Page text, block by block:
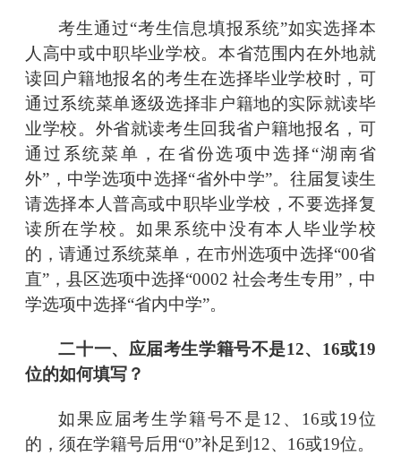
考生通过“考生信息填报系统”如实选择本
人高中或中职毕业学校。本省范围内在外地就
读回户籍地报名的考生在选择毕业学校时，可
通过系统菜单逐级选择非户籍地的实际就读毕
业学校。外省就读考生回我省户籍地报名，可
通过系统菜单，在省份选项中选择“湖南省
外”，中学选项中选择“省外中学”。往届复读生
请选择本人普高或中职毕业学校，不要选择复
读所在学校。如果系统中没有本人毕业学校
的，请通过系统菜单，在市州选项中选择“00省
直” ，县区选项中选择“0002 社会考生专用” ，中
学选项中选择“省内中学”。
二十一、应届考生学籍号不是12、16或19
位的如何填写？
如果应届考生学籍号不是12、16或19位
的，须在学籍号后用“0”补足到 12、16或19位。